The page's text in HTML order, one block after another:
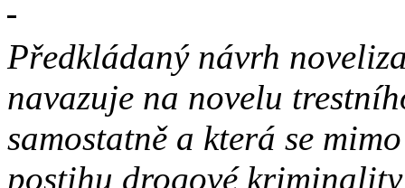
Předkládaný návrh
navazuje na novelu
samostatně a která se
postihu drogové